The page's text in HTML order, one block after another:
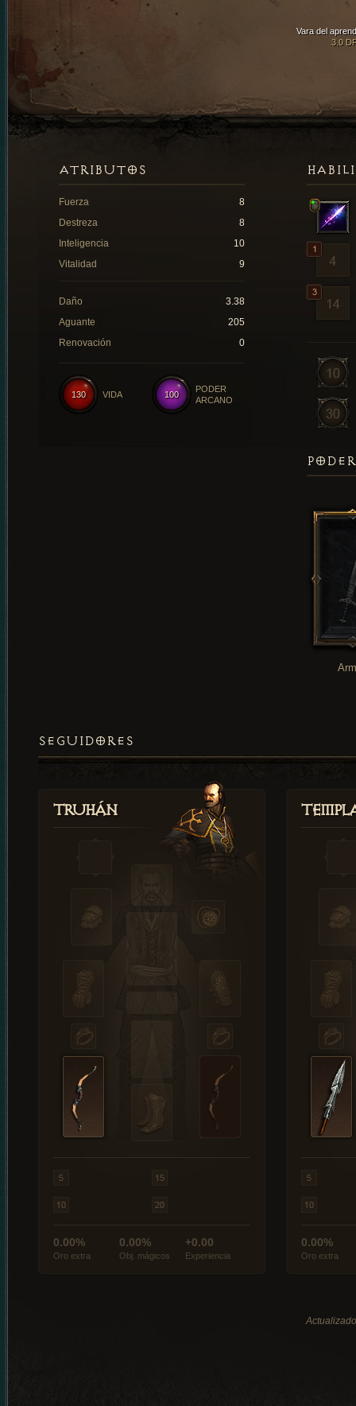
Vara del
3.0
ATRIBUTOS
Fuerza
8
Destreza
8
Inteligencia
10
Vitalidad
9
Daño
3.38
Aguante
205
Renovación
0
100
PODER
ARCANO
130 VIDA
SEGUIDORES
Truhán
0.00%
Oro extra
0.00%
Obj. mágicos
+0.00
Experiencia
0.00%
Oro extra